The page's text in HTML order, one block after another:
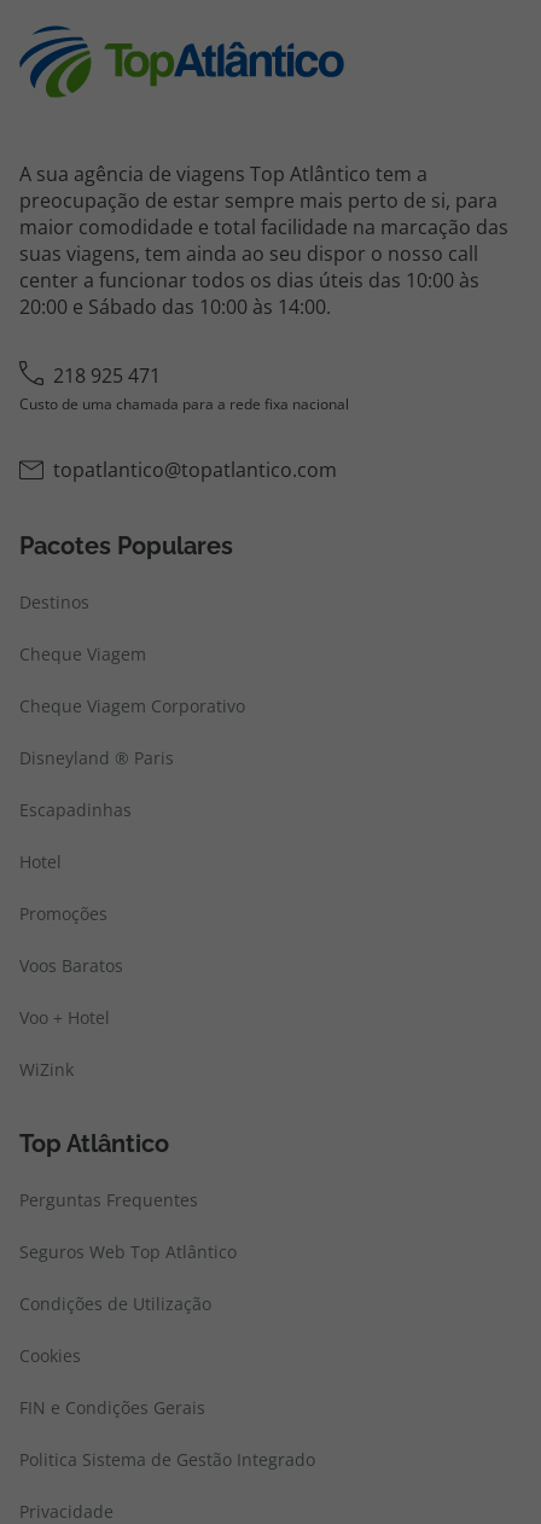
A sua agência de viagens Top Atlântico tem a
preocupação de estar sempre mais perto de si, para
maior comodidade e total facilidade na marcação das
suas viagens, tem ainda ao seu dispor o nosso call
center a funcionar todos os dias úteis das 10:00 às
20:00 e Sábado das 10:00 às 14:00.
218 925 471
Custo de uma chamada para a rede fixa nacional
topatlantico@topatlantico.com
Pacotes Populares
Destinos
Cheque Viagem
Cheque Viagem Corporativo
Disneyland ® Paris
Escapadinhas
Hotel
Promoções
Voos Baratos
Voo + Hotel
WiZink
Top Atlântico
Perguntas Frequentes
Seguros Web Top Atlântico
Condições de Utilização
Cookies
FIN e Condições Gerais
Politica Sistema de Gestão Integrado
Privacidade